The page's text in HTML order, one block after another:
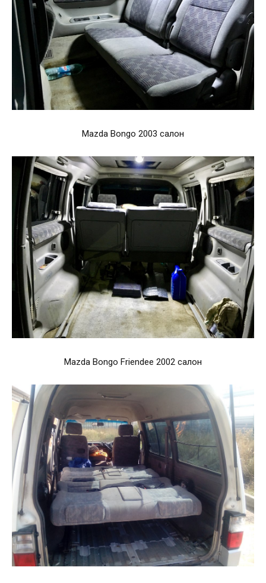
Mazda Bongo 2003 салон
Mazda Bongo Friendee 2002 салон